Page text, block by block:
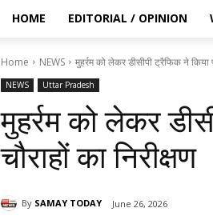
HOME EDITORIAL / OPINION
Home NEWS मुहर्रम को लेकर डीसीपी ट्रैफिक ने किया
NEWS Uttar Pradesh
मुहर्रम को लेकर
चौराहों का निरीक्षण
By SAMAY TODAY June 26, 2026